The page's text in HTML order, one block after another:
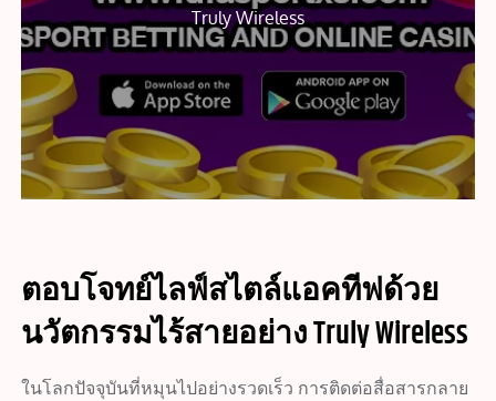
Truly Wireless
ตอบโจทย์ไลฟ์สไตล์แอคทีฟด้วย
นวัตกรรมไร้สายอย่าง Truly Wireless
ในโลกปัจจุบันที่หมุนไปอย่างรวดเร็ว การติดต่อสื่อสารกลาย